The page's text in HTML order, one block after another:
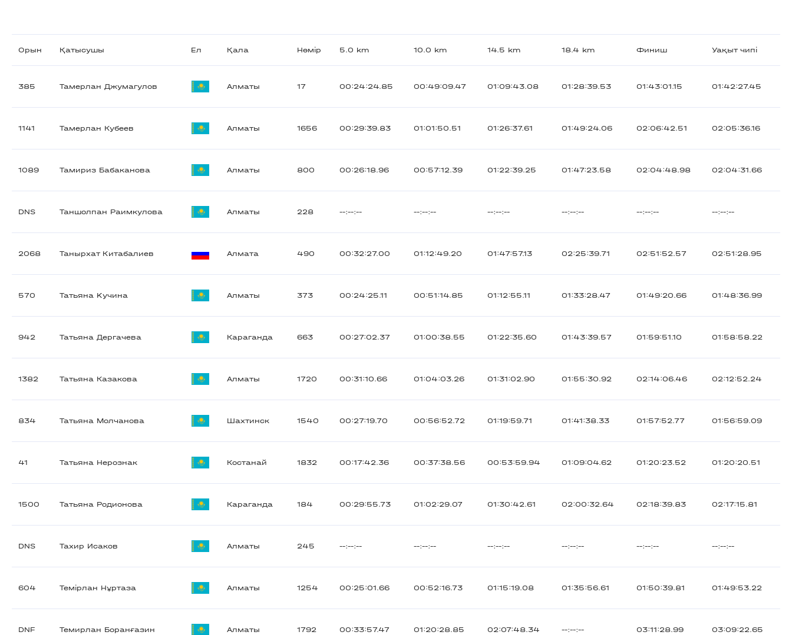
Орын Қатысушы Ел Қала Нөмір 5.0 km 10.0 km 14.5 km 18.4 km Финиш Уақыт чипі
385 Тамерлан Джумагулов Алматы 17 00:24:24.85 00:49:09.47 01:09:43.08 01:28:39.53 01:43:01.15 01:42:27.45
1141 Тамерлан Кубеев Алматы 1656 00:29:39.83 01:01:50.51 01:26:37.61 01:49:24.06 02:06:42.51 02:05:36.16
1089 Тамириз Бабаканова Алматы 800 00:26:18.96 00:57:12.39 01:22:39.25 01:47:23.58 02:04:48.98 02:04:31.66
DNS Таншолпан Раимкулова Алматы 228 --:--:-- --:--:-- --:--:-- --:--:-- --:--:-- --:--:--
2068 Танырхат Китабалиев Алмата 490 00:32:27.00 01:12:49.20 01:47:57.13 02:25:39.71 02:51:52.57 02:51:28.95
570 Татьяна Kучина Алматы 373 00:24:25.11 00:51:14.85 01:12:55.11 01:33:28.47 01:49:20.66 01:48:36.99
942 Татьяна Дергачева Караганда 663 00:27:02.37 01:00:38.55 01:22:35.60 01:43:39.57 01:59:51.10 01:58:58.22
1382 Татьяна Казакова Алматы 1720 00:31:10.66 01:04:03.26 01:31:02.90 01:55:30.92 02:14:06.46 02:12:52.24
834 Татьяна Молчанова Шахтинск 1540 00:27:19.70 00:56:52.72 01:19:59.71 01:41:38.33 01:57:52.77 01:56:59.09
41 Татьяна Нерознак Костанай 1832 00:17:42.36 00:37:38.56 00:53:59.94 01:09:04.62 01:20:23.52 01:20:20.51
1500 Татьяна Родионова Караганда 184 00:29:55.73 01:02:29.07 01:30:42.61 02:00:32.64 02:18:39.83 02:17:15.81
DNS Тахир Исаков Алматы 245 --:--:-- --:--:-- --:--:-- --:--:-- --:--:-- --:--:--
604 Темірлан Нұртаза Алматы 1254 00:25:01.66 00:52:16.73 01:15:19.08 01:35:56.61 01:50:39.81 01:49:53.22
DNF Темирлан Боранғазин Алматы 1792 00:33:57.47 01:20:28.85 02:07:48.34 --:--:-- 03:11:28.99 03:09:22.65